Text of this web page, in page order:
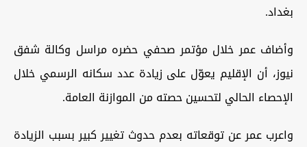
بغداد.
وأضاف عمر خلال مؤتمر صحفي حضره مراسل وكالة شفق
نيوز، أن الإقليم يعوّل على زيادة عدد سكانه الرسمي خلال
الإحصاء الحالي لتحسين حصته من الموازنة العامة.
واعرب عمر عن توقعاته بعدم حدوث تغيير كبير بسبب الزيادة